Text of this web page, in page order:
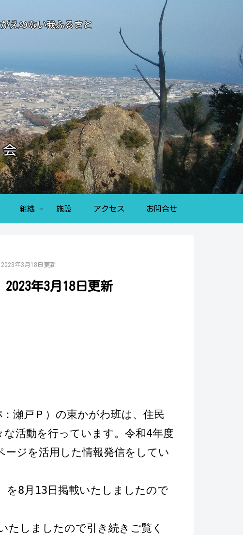
えのない我ふるさと
組織 施設 アクセス お問合せ
年3月18日更新
年3月18日更新
瀬戸Ｐ）の東かがわ班は、住民
活動を行っています。令和4年度
ジを活用した情報発信をしてい
を8月13日掲載いたしましたので
しましたので引き続きご覧く